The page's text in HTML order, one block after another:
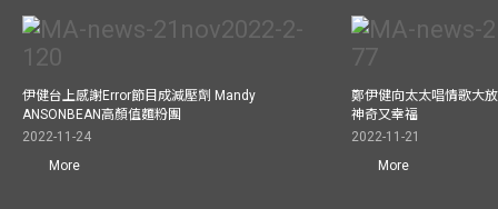
伊健台上感謝Error節目成減壓劑 Mandy
ANSONBEAN高顏值麵粉團
2022-11-24
More
鄭伊健向太太唱情歌大
神奇又幸福
2022-11-21
More